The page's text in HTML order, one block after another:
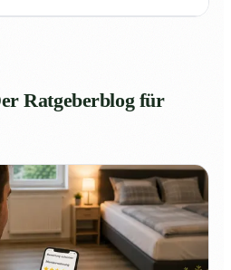
Ratgeberblog für